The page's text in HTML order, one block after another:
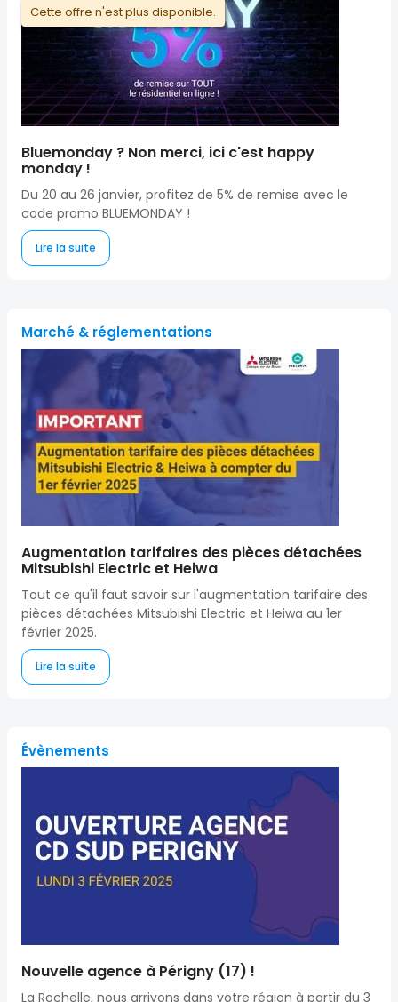
Bluemonday ? Non merci, ici c'est happy
monday !
Cette offre n'est plus disponible.
Du 20 au 26 janvier, profitez de 5% de remise avec le
code promo BLUEMONDAY !
Lire la suite
Marché & réglementations
Augmentation tarifaires des pièces détachées
Mitsubishi Electric et Heiwa
Tout ce qu'il faut savoir sur l'augmentation tarifaire des
pièces détachées Mitsubishi Electric et Heiwa au 1er
février 2025.
Lire la suite
Évènements
Nouvelle agence à Périgny (17) !
La Rochelle, nous arrivons dans votre région à partir du 3